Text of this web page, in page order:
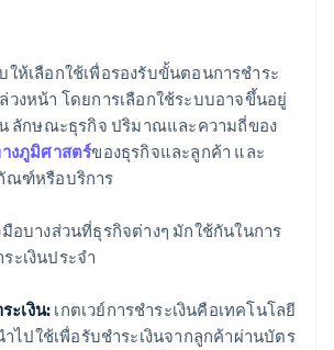
ห้เลือกใช้เพื่อรองรับขั้นตอนการชำระ
งหน้า โดยการเลือกใช้ระบบอาจขึ้นอยู่
ลักษณะธุรกิจ ปริมาณและความถี่ของ
งภูมิศาสตร์ของธุรกิจและลูกค้า และ
ณฑ์หรือบริการ
อบางส่วนที่ธุรกิจต่างๆ มักใช้กันในการ
ะเงินประจำ
ะเงิน:เกตเวย์การชำระเงินคือเทคโนโลยี
ไปใช้เพื่อรับชำระเงินจากลูกค้าผ่านบัตร